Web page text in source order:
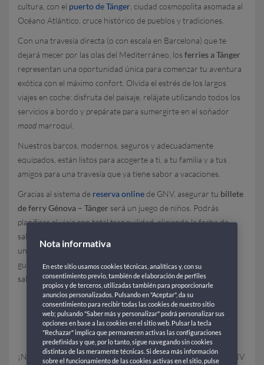
cultura, con el puerto de Tánger , ciudad cosmopolita asomada al
Océano Atlántico, cruce histórico de pueblos y tradiciones.
Con una travesía directa (o con escala en Barcelona) que te
dejará mecer por las olas del Mediterráneo, los ferries a Tánger
representan una oportunidad única para comenzar tu aventura
exótica con el máximo confort. Olvida el estrés de los largos
viajes en coche: disfruta del paisaje, relájate utilizando todos los
servicios a bordo y prepárate para sumergirte en el soñador
mood marroquí.
Nuestros barcos, modernos, seguros y adecuadamente
equipados, están listos para acogerte a ti, a tu familia y a tus
amigos para una travesía que ya tiene sabor a vacaciones.
Gracias al sistema de reserva onlinede GNV, asegurar tu billete
de ferry Génova – Tánger será un juego de niños. Podrás
planificar el viaje con total tranquilidad, eligiendo la fecha de
salida que mejor se adapte a tus necesidades y reservar con
unos pocos clics. Una vez comprado, bastará con imprimirlo o
guardarlo en el móvil para presentarlo al embarque antes de la
salida… ¡y ya estarás listo para partir!
COSTES DE LOS FERRIES
GÉNOVA – TÁNGER
¡Navegar hacia Marruecos nunca ha sido tan conveniente! GNV
Nota informativa
En este sitio usamos cookies técnicas, analíticas y, con su
consentimiento previo, también de elaboración de perfiles
propios y de terceros, utilizadas también para proporcionarle
anuncios personalizados. Pulsando en "Aceptar", da su
consentimiento para recibir todas las cookies de nuestro sitio
web; pulsando "Saber más y personalizar" podrá personalizar sus
opciones en base a las cookies en el sitio web. Pulsar la tecla
"Rechazar" implica que permanecen activas las configuraciones
predefinidas y que, por lo tanto, sigue navegando sin cookies
distintas de las meramente técnicas. Si desea más información
sobre el funcionamiento de las cookies activas en el sitio, pulse